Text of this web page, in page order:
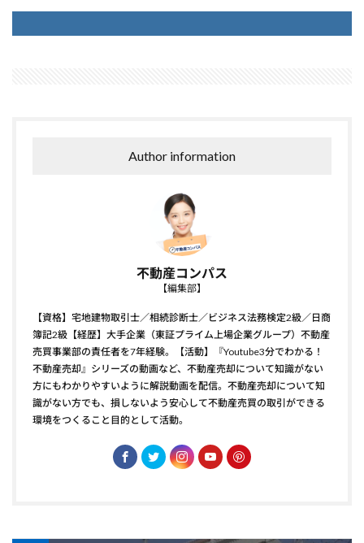
Author information
不動産コンパス
【編集部】
【資格】宅地建物取引士／相続診断士／ビジネス法務検定2級／日商
簿記2級【経歴】大手企業（東証プライム上場企業グループ）不動産
売買事業部の責任者を7年経験。【活動】『Youtube3分でわかる！
不動産売却』シリーズの動画など、不動産売却について知識がない
方にもわかりやすいように解説動画を配信。不動産売却について知
識がない方でも、損しないよう安心して不動産売買の取引ができる
環境をつくること目的として活動。